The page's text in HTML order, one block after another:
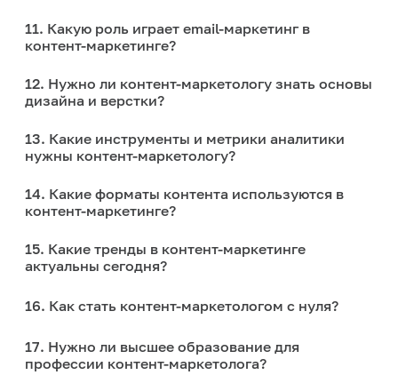
11. Какую роль играет email-маркетинг в
контент-маркетинге?
12. Нужно ли контент-маркетологу знать основы
дизайна и верстки?
13. Какие инструменты и метрики аналитики
нужны контент-маркетологу?
14. Какие форматы контента используются в
контент-маркетинге?
15. Какие тренды в контент-маркетинге
актуальны сегодня?
16. Как стать контент-маркетологом с нуля?
17. Нужно ли высшее образование для
профессии контент-маркетолога?